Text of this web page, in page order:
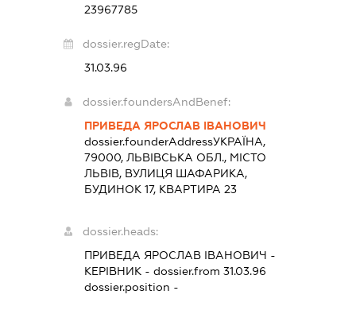
23967785
dossier.regDate:
31.03.96
dossier.foundersAndBenef:
ПРИВЕДА ЯРОСЛАВ ІВАНОВИЧ
dossier.founderAddressУКРАЇНА,
79000, ЛЬВІВСЬКА ОБЛ., МІСТО
ЛЬВІВ, ВУЛИЦЯ ШАФАРИКА,
БУДИНОК 17, КВАРТИРА 23
dossier.heads:
ПРИВЕДА ЯРОСЛАВ ІВАНОВИЧ -
КЕРІВНИК - dossier.from 31.03.96
dossier.position -